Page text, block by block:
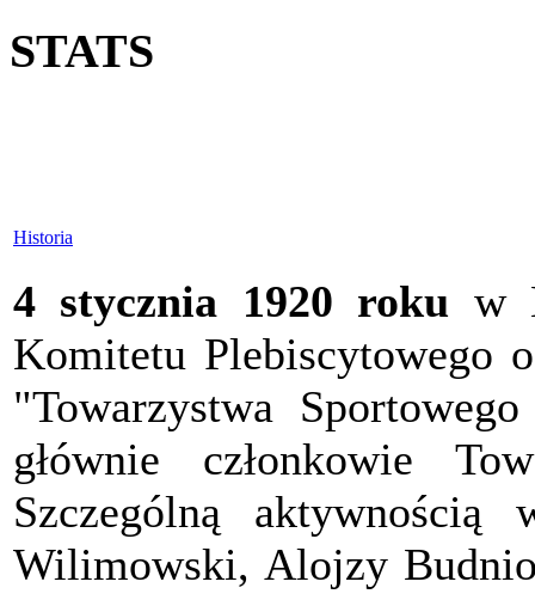
STATS
Historia
4 stycznia 1920 roku w
Komitetu Plebiscytowego
"Towarzystwa
głównie członkowie
Szczególną
Wilimowski, Alojzy